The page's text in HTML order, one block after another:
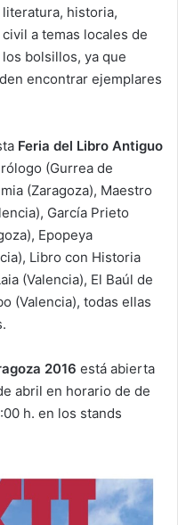
historia,
a temas locales de
bolsillos, ya que
encontrar ejemplares
Feria del Libro Antiguo
(Gurrea de
(Zaragoza), Maestro
García Prieto
Epopeya
Libro con Historia
(Valencia), El Baúl de
(Valencia), todas ellas
2016 está abierta
abril en horario de de
h. en los stands